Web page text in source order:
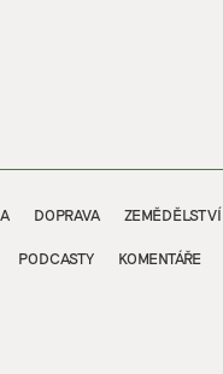
DOPRAVA ZEMĚDĚLSTVÍ
PODCASTY KOMENTÁŘE